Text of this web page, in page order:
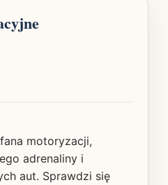
motoryzacji,
adrenaliny i
aut. Sprawdzi się